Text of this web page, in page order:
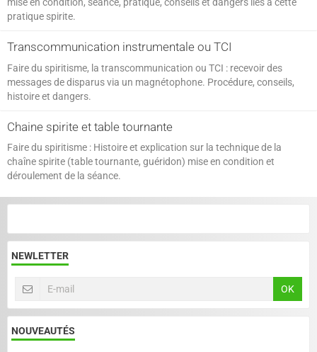
pratique spirite.
Transcommunication instrumentale ou TCI
Faire du spiritisme, la transcommunication ou TCI : recevoir des
messages de disparus via un magnétophone. Procédure, conseils,
histoire et dangers.
Chaine spirite et table tournante
Faire du spiritisme : Histoire et explication sur la technique de la
chaîne spirite (table tournante, guéridon) mise en condition et
déroulement de la séance.
NEWLETTER
OK
NOUVEAUTÉS